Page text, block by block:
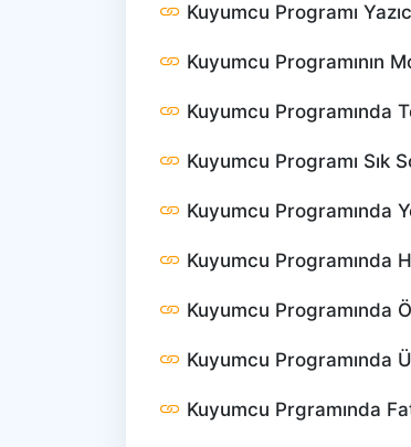
Kuyumcu Programı
Kuyumcu Programının
Kuyumcu Programında
Kuyumcu Programı Sık
Kuyumcu Programında
Kuyumcu Programında
Kuyumcu Programında
Kuyumcu Programında
Kuyumcu Prgramında